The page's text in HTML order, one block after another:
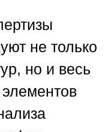
не только
но и весь